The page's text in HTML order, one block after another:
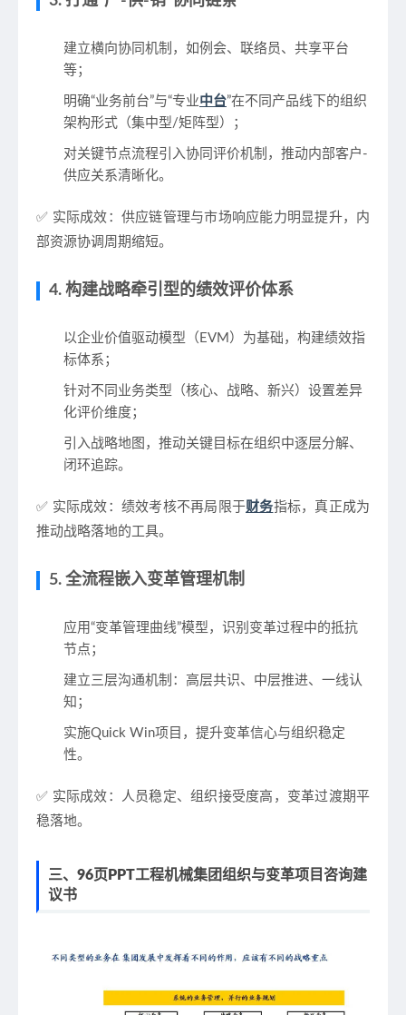
建立横向协同机制，如例会、联络员、共享平台
等；
明确“业务前台”与“专业中台”在不同产品线下的组织
架构形式（集中型/矩阵型）；
对关键节点流程引入协同评价机制 ，推动内部客户-
供应关系清晰化。
✅ 实际成效：供应链管理与市场响应能力明显提升，内
部资源协调周期缩短。
4. 构建战略牵引型的绩效评价体系
以企业价值驱动模型（EVM）为基础，构建绩效指
标体系；
针对不同业务类型（核心、战略、新兴）设置差异
化评价维度；
引入战略地图，推动关键目标在组织中逐层分解、
闭环追踪。
✅ 实际成效：绩效考核不再局限于财务指标，真正成为
推动战略落地的工具。
5. 全流程嵌入变革管理机制
应用“变革管理曲线”模型，识别变革过程中的抵抗
节点；
建立三层沟通机制：高层共识、中层推进、一线认
知；
实施Quick Win项目，提升变革信心与组织稳定
性。
✅ 实际成效：人员稳定、组织接受度高，变革过渡期平
稳落地。
三、96页PPT工程机械集团组织与变革项目咨询建
议书